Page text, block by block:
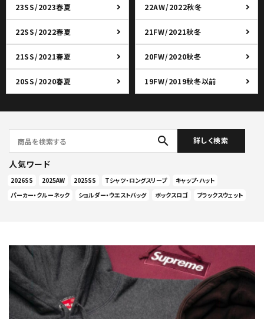
23SS/2023春夏 22AW/2022秋冬
22SS/2022春夏 21FW/2021秋冬
21SS/2021春夏 20FW/2020秋冬
20SS/2020春夏 19FW/2019秋冬以前
search 詳しく検索
人気ワード
2026SS 2025AW 2025SS Tシャツ・ロングスリーブ
キャップ・ハット
パーカー・クルーネック
ショルダー・ウエストバッグ ボックスロゴ ブラックスウェット